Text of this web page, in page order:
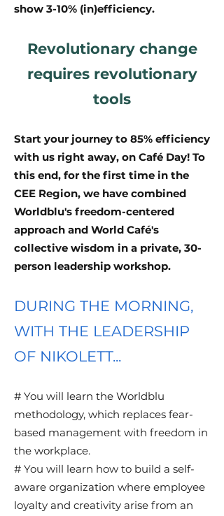
show 3-10% (in)efficiency.
Revolutionary change
requires revolutionary
tools
Start your journey to 85% efficiency
with us right away, on Café Day! To
this end, for the first time in the
CEE Region, we have combined
Worldblu's freedom-centered
approach and World Café's
collective wisdom in a private, 30-
person leadership workshop.
DURING THE MORNING,
WITH THE LEADERSHIP
OF NIKOLETT...
# You will learn the Worldblu
methodology, which replaces fear-
based management with freedom in
the workplace.
# You will learn how to build a self-
aware organization where employee
loyalty and creativity arise from an